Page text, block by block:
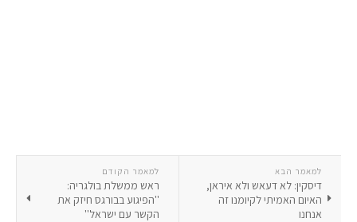
למאמר הקודם
ראש ממשלת בולגריה:
''הפיגוע בבורגס חיזק את
הקשר עם ישראל''
למאמר הבא
דיסקין: לא דעאש ולא איראן,
האיום האמיתי לקיומנו זה
אנחנו